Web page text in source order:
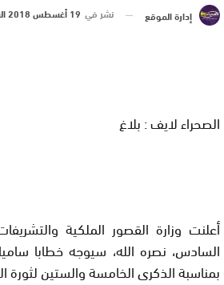
إدارة الموقع نشر في 19 أغسطس 2018 الساعة 9 و 38 دقيقة
الصحراء لايف : بلاغ
أعلنت وزارة القصور الملكية
السادس، نصره الله، سيوجه خطابا
بمناسبة الذكرى الخامسة والستين